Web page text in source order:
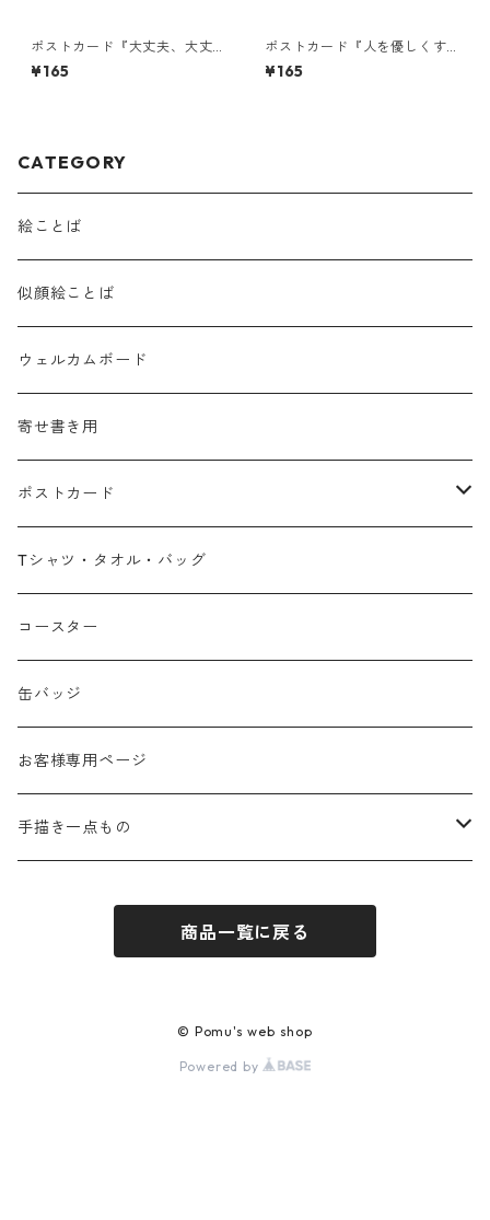
ポストカード『大丈夫、大丈
夫。その涙は、たからも
の。』
¥165
ポストカード『人を優しくす
る言葉。・・・』
¥165
CATEGORY
絵ことば
似顔絵ことば
ウェルカムボード
寄せ書き用
ポストカード
広島弁
春
夏
秋
冬
Tシャツ・タオル・バッグ
コースター
缶バッジ
お客様専用ページ
手描き一点もの
手描きウォールポケット
商品一覧に戻る
© Pomu's web shop
Powered by